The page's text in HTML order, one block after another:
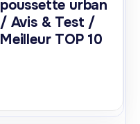
poussette urban
/ Avis & Test /
Meilleur TOP 10